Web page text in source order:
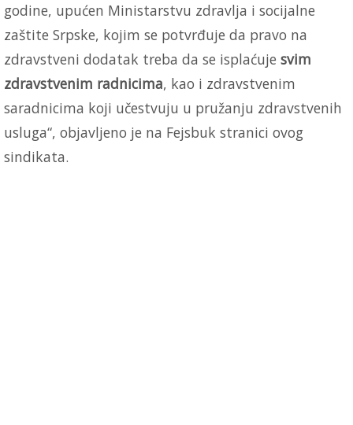
godine, upućen Ministarstvu zdravlja i socijalne
zaštite Srpske, kojim se potvrđuje da pravo na
zdravstveni dodatak treba da se isplaćuje svim
zdravstvenim radnicima, kao i zdravstvenim
saradnicima koji učestvuju u pružanju zdravstvenih
usluga“, objavljeno je na Fejsbuk stranici ovog
sindikata.